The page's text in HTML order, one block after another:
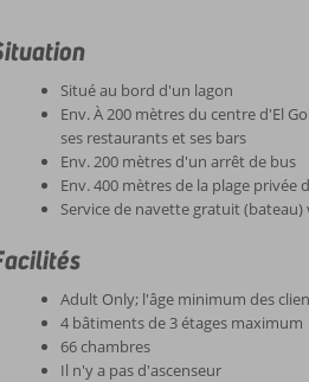
Situé au bord d'un lagon
Env. À 200 mètres du centre d'El
ses restaurants et ses bars
Env. 200 mètres d'un arrêt de bus
Env. 400 mètres de la plage privée
Service de navette gratuit (bateau)
Adult Only; l'âge minimum des
4 bâtiments de 3 étages maximum
66 chambres
Il n'y a pas d'ascenseur